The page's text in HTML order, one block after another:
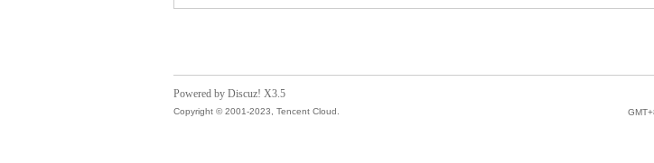
Powered by Discuz! X3.5
Copyright © 2001-2023, Tencent Cloud.